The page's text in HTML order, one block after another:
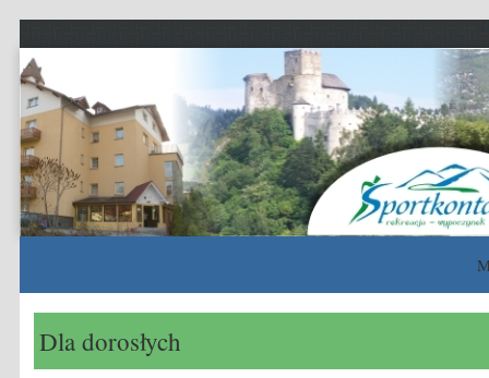
Sportkontakt
rekreacja – wypoczynek – sport
Dla dorosłych